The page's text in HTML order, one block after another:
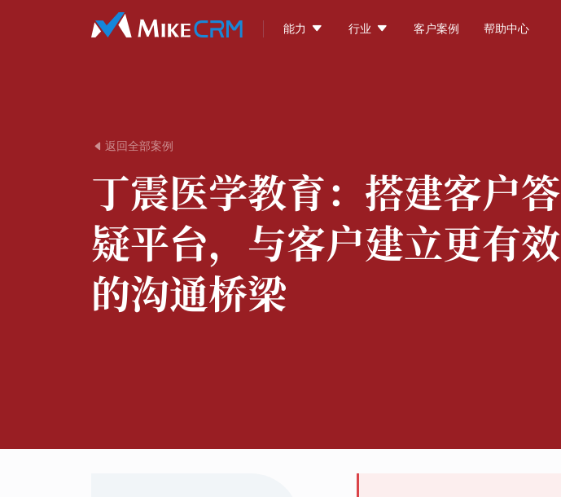
能力  行业  客户案例 帮助中心
 返回全部案例
丁震医学教育： 搭建客户答
疑平台，与客户建立更有效
的沟通桥梁